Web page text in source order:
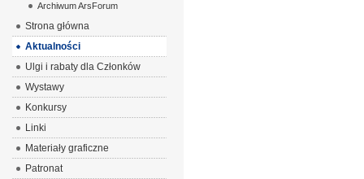
Archiwum ArsForum
Strona główna
Aktualności
Ulgi i rabaty dla Członków
Wystawy
Konkursy
Linki
Materiały graficzne
Patronat